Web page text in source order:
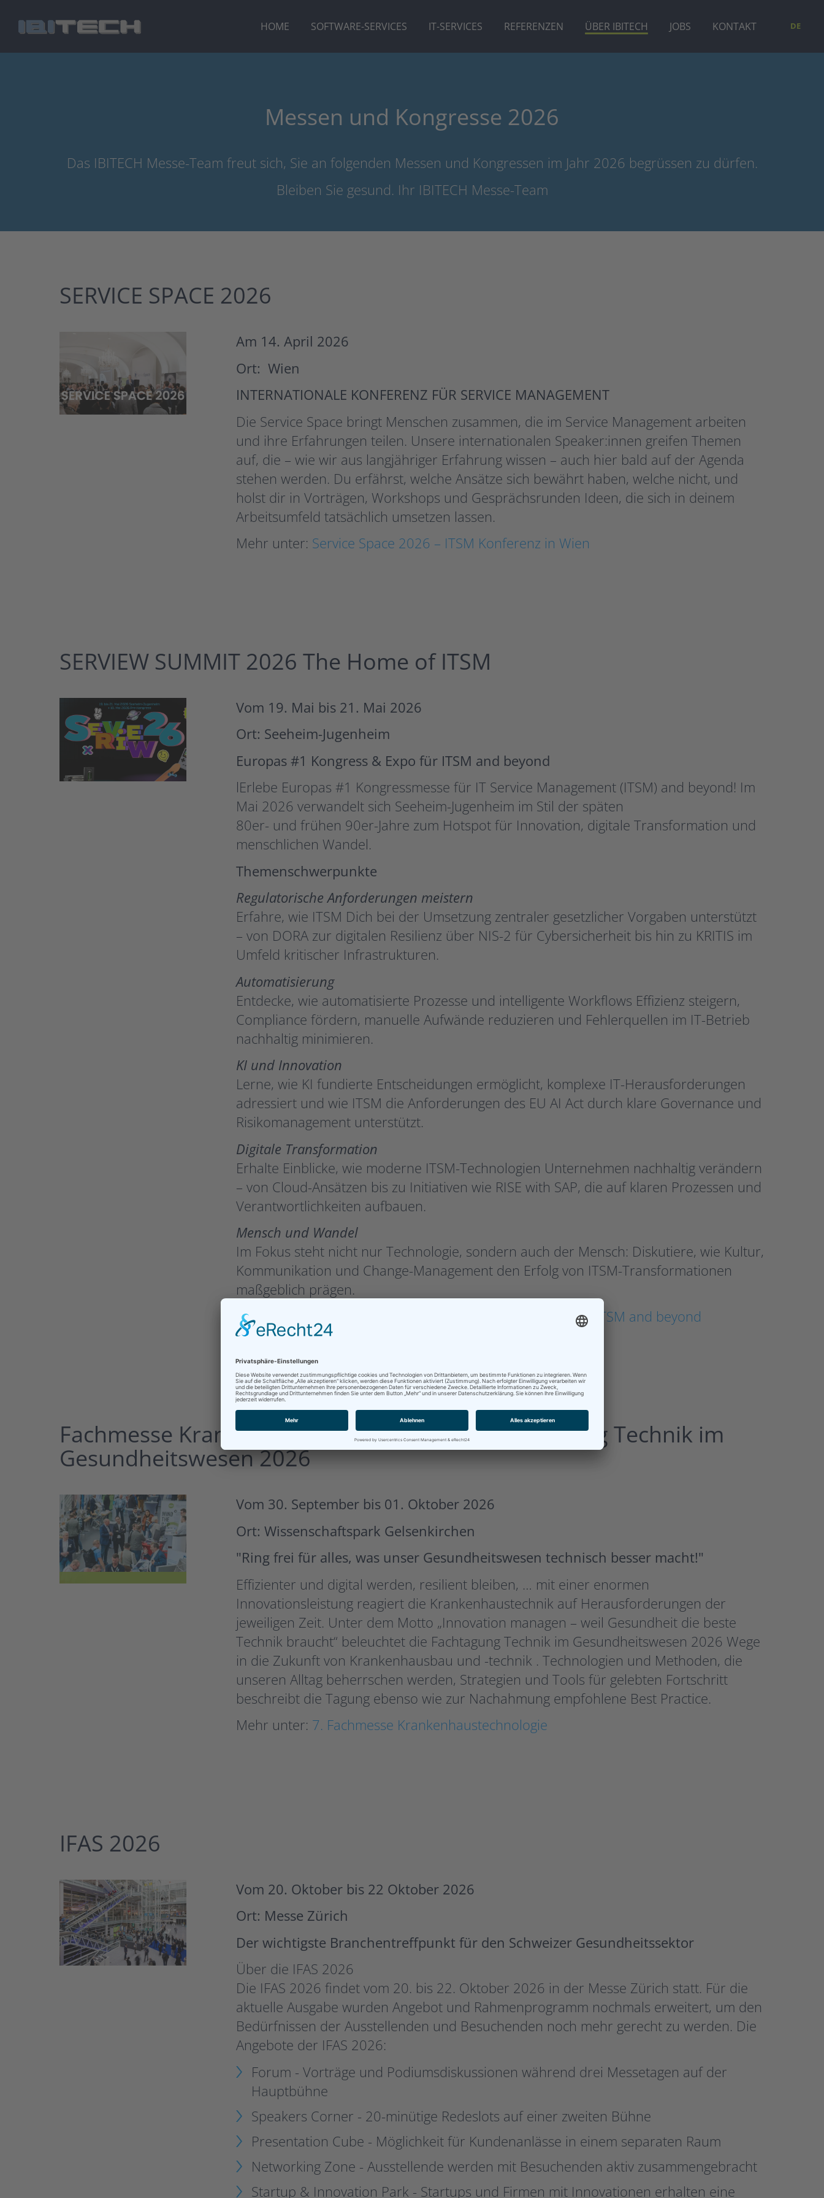
Inhalt
springen
HOME SOFTWARE-SERVICES IT-SERVICES REFERENZEN ÜBER IBITECH JOBS KONTAKT DE
Messen und Kongresse 2026
Das IBITECH Messe-Team freut sich, Sie an folgenden Messen und Kongressen im Jahr 2026 begrüssen zu dürfen.
Bleiben Sie gesund. Ihr IBITECH Messe-Team
SERVICE SPACE 2026
Am 14. April 2026
Ort: Wien
INTERNATIONALE KONFERENZ FÜR SERVICE MANAGEMENT
Die Service Space bringt Menschen zusammen, die im Service Management arbeiten
und ihre Erfahrungen teilen. Unsere internationalen Speaker:innen greifen Themen
auf, die – wie wir aus langjähriger Erfahrung wissen – auch hier bald auf der Agenda
stehen werden. Du erfährst, welche Ansätze sich bewährt haben, welche nicht, und
holst dir in Vorträgen, Workshops und Gesprächsrunden Ideen, die sich in deinem
Arbeitsumfeld tatsächlich umsetzen lassen.
Mehr unter: Service Space 2026 – ITSM Konferenz in Wien
SERVIEW SUMMIT 2026 The Home of ITSM
Vom 19. Mai bis 21. Mai 2026
Ort: Seeheim-Jugenheim
Europas #1 Kongress & Expo für ITSM and beyond
lErlebe Europas #1 Kongressmesse für IT Service Management (ITSM) and beyond! Im
Mai 2026 verwandelt sich Seeheim-Jugenheim im Stil der späten
80er- und frühen 90er-Jahre zum Hotspot für Innovation, digitale Transformation und
menschlichen Wandel.
Themenschwerpunkte
Regulatorische Anforderungen meistern
Erfahre, wie ITSM Dich bei der Umsetzung zentraler gesetzlicher Vorgaben unterstützt
– von DORA zur digitalen Resilienz über NIS-2 für Cybersicherheit bis hin zu KRITIS im
Umfeld kritischer Infrastrukturen.
Automatisierung
Entdecke, wie automatisierte Prozesse und intelligente Workflows Effizienz steigern,
Compliance fördern, manuelle Aufwände reduzieren und Fehlerquellen im IT-Betrieb
nachhaltig minimieren.
KI und Innovation
Lerne, wie KI fundierte Entscheidungen ermöglicht, komplexe IT-Herausforderungen
adressiert und wie ITSM die Anforderungen des EU AI Act durch klare Governance und
Risikomanagement unterstützt.
Digitale Transformation
Erhalte Einblicke, wie moderne ITSM-Technologien Unternehmen nachhaltig verändern
– von Cloud-Ansätzen bis zu Initiativen wie RISE with SAP, die auf klaren Prozessen und
Verantwortlichkeiten aufbauen.
Mensch und Wandel
Im Fokus steht nicht nur Technologie, sondern auch der Mensch: Diskutiere, wie Kultur,
Kommunikation und Change-Management den Erfolg von ITSM-Transformationen
maßgeblich prägen.
Mehr unter:
SERVIEW26 #1 Kongress & Expo The Home of ITSM and beyond
Fachmesse Krankenhaus Technologie mit Fachtagung Technik im
Gesundheitswesen 2026
Vom 30. September bis 01. Oktober 2026
Ort: Wissenschaftspark Gelsenkirchen
"Ring frei für alles, was unser Gesundheitswesen technisch besser macht!"
Effizienter und digital werden, resilient bleiben, … mit einer enormen
Innovationsleistung reagiert die Krankenhaustechnik auf Herausforderungen der
jeweiligen Zeit. Unter dem Motto „Innovation managen – weil Gesundheit die beste
Technik braucht“ beleuchtet die Fachtagung Technik im Gesundheitswesen 2026 Wege
in die Zukunft von Krankenhausbau und -technik . Technologien und Methoden, die
unseren Alltag beherrschen werden, Strategien und Tools für gelebten Fortschritt
beschreibt die Tagung ebenso wie zur Nachahmung empfohlene Best Practice.
Mehr unter: 7. Fachmesse Krankenhaustechnologie
IFAS 2026
Vom 20. Oktober bis 22 Oktober 2026
Ort: Messe Zürich
Der wichtigste Branchentreffpunkt für den Schweizer Gesundheitssektor
Über die IFAS 2026
Die IFAS 2026 findet vom 20. bis 22. Oktober 2026 in der Messe Zürich statt. Für die
aktuelle Ausgabe wurden Angebot und Rahmenprogramm nochmals erweitert, um den
Bedürfnissen der Ausstellenden und Besuchenden noch mehr gerecht zu werden. Die
Angebote der IFAS 2026:
Forum - Vorträge und Podiumsdiskussionen während drei Messetagen auf der
Hauptbühne
Speakers Corner - 20-minütige Redeslots auf einer zweiten Bühne
Presentation Cube - Möglichkeit für Kundenanlässe in einem separaten Raum
Networking Zone - Ausstellende werden mit Besuchenden aktiv zusammengebracht
Startup & Innovation Park - Startups und Firmen mit Innovationen erhalten eine